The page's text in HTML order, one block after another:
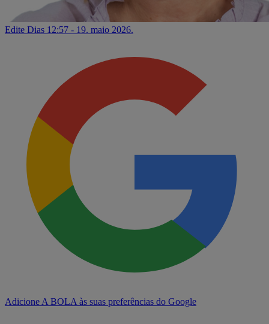
Edite Dias 12:57 - 19. maio 2026.
Adicione A BOLA às suas preferências do Google